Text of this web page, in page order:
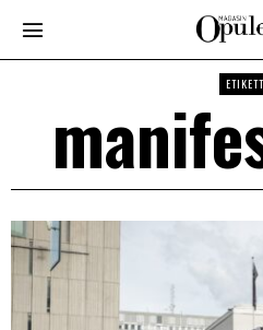
ETIKETT